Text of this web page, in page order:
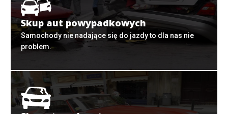
Skup aut powypadkowych
Samochody nie nadające się do jazdy to dla nas nie
problem.